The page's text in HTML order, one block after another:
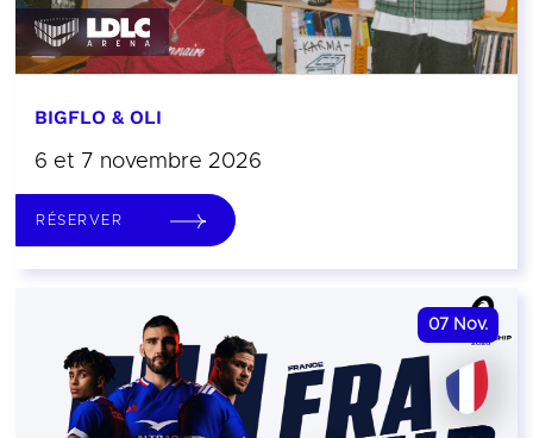
BIGFLO & OLI
6 et 7 novembre 2026
RÉSERVER
07 Nov.